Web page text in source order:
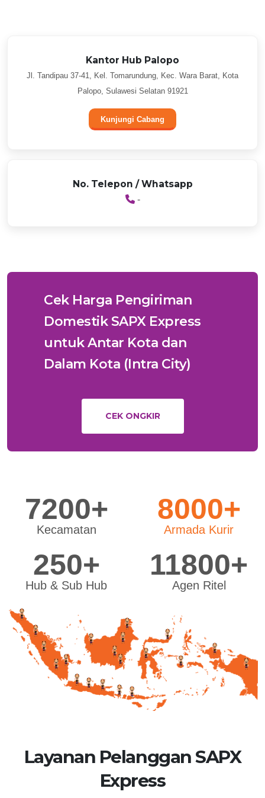
Kantor Hub Palopo
Jl. Tandipau 37-41, Kel. Tomarundung, Kec. Wara Barat, Kota
Palopo, Sulawesi Selatan 91921
Kunjungi Cabang
No. Telepon / Whatsapp
-
Cek Harga Pengiriman
Domestik SAPX Express
untuk Antar Kota dan
Dalam Kota (Intra City)
CEK ONGKIR
7200+
Kecamatan
8000+
Armada Kurir
250+
Hub & Sub Hub
11800+
Agen Ritel
Layanan Pelanggan SAPX
Express